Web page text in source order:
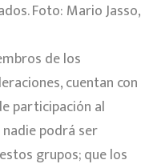
Foto: Mario Jasso,
de los
cuentan con
participación al
podrá ser
grupos; que los